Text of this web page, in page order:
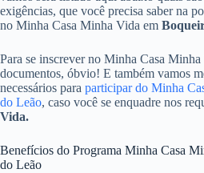
exigências, que você precisa saber na
no Minha Casa Minha Vida em
Para se inscrever no Minha Casa
documentos, óbvio! E também vamos
necessários para participar do Minha
do Leão, caso você se enquadre nos
Vida.
Benefícios do Programa Minha Casa
do Leão